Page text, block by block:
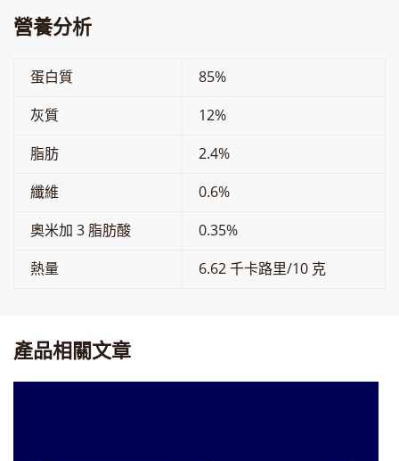
營養分析
蛋白質
85%
灰質
12%
脂肪
2.4%
纖維
0.6%
奧米加 3 脂肪酸
0.35%
熱量
6.62 千卡路里/10 克
產品相關文章